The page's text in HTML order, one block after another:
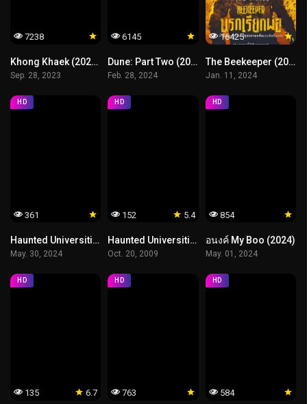
7238
Khong Khaek (2023) ของแขก
Sep. 28, 2023
6145
Dune: Part Two (2024) ดูน ภาคสอง
Feb. 28, 2024
16425
The Beekeeper (2024) นรกเรียกพ่อ
Jan. 11, 2024
361
HD
Haunted Universities 3 (2024) เทอม 3
May. 30, 2024
5.4
152
HD
Haunted Universities (2009) มหาลัยสยองขวัญ
Oct. 20, 2009
854
HD
อนงค์ My Boo (2024)
May. 01, 2024
6.7
135
HD
763
HD
584
HD